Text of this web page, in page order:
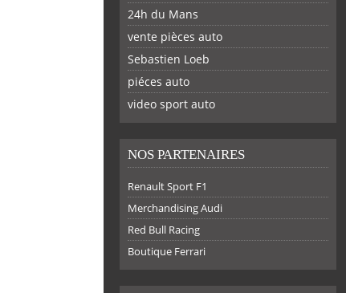
FACEBOOKTWITTER
24h du Mans
vente pièces auto
Sebastien Loeb
piéces auto
video sport auto
NOS PARTENAIRES
Renault Sport F1
Merchandising Audi
Red Bull Racing
Boutique Ferrari